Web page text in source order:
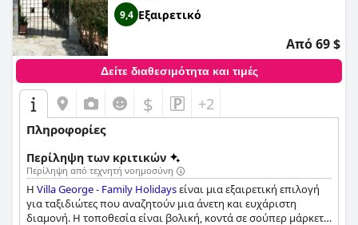
9,4 Εξαιρετικό
Από 69 $
Δείτε διαθεσιμότητα και τιμές
$ +2
Πληροφορίες
Περίληψη των κριτικών
Περίληψη από τεχνητή νοημοσύνη
Η Villa George - Family Holidaysείναι μια εξαιρετική επιλογή
για ταξιδιώτες που αναζητούν μια άνετη και ευχάριστη
διαμονή. Η τοποθεσία είναι βολική, κοντά σε σούπερ μάρκετ